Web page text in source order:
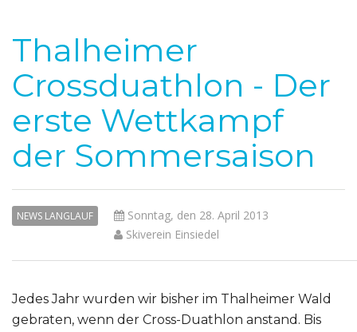
Thalheimer
Crossduathlon - Der
erste Wettkampf
der Sommersaison
NEWS LANGLAUF
Sonntag, den 28. April 2013
Skiverein Einsiedel
Jedes Jahr wurden wir bisher im Thalheimer Wald
gebraten, wenn der Cross-Duathlon anstand. Bis